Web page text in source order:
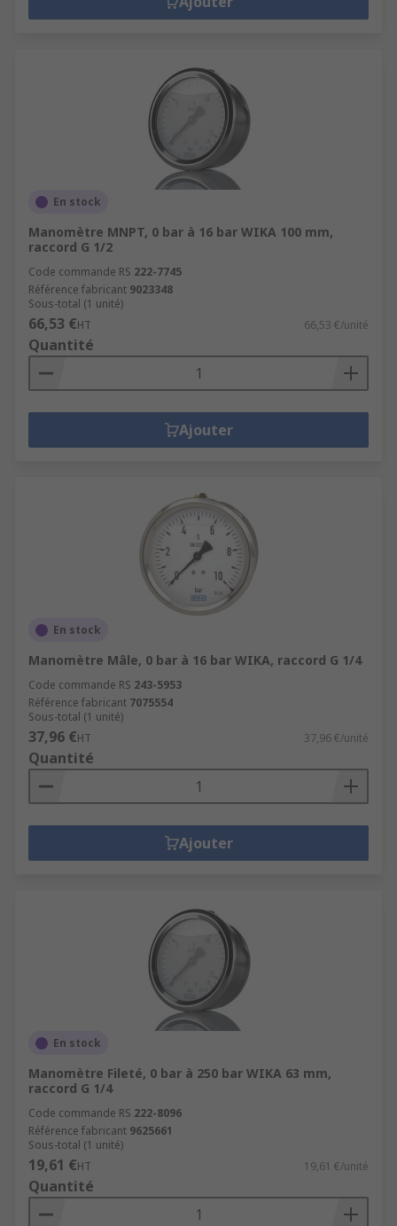
En stock
Manomètre MNPT, 0 bar à 16 bar WIKA 100 mm,
raccord G 1/2
Code commande RS 222-7745
Référence fabricant 9023348
Sous-total (1 unité)
66,53 €HT 66,53 €/unité
Quantité
Ajouter
En stock
Manomètre Mâle, 0 bar à 16 bar WIKA, raccord G 1/4
Code commande RS 243-5953
Référence fabricant 7075554
Sous-total (1 unité)
37,96 €HT 37,96 €/unité
Quantité
Ajouter
En stock
Manomètre Fileté, 0 bar à 250 bar WIKA 63 mm,
raccord G 1/4
Code commande RS 222-8096
Référence fabricant 9625661
Sous-total (1 unité)
19,61 €HT 19,61 €/unité
Quantité